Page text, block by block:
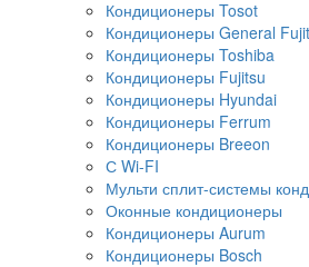
Кондиционеры Tosot
Кондиционеры General
Кондиционеры Toshiba
Кондиционеры Fujitsu
Кондиционеры Hyundai
Кондиционеры Ferrum
Кондиционеры Breeon
С Wi-FI
Мульти сплит-системы
Оконные кондиционеры
Кондиционеры Aurum
Кондиционеры Bosch